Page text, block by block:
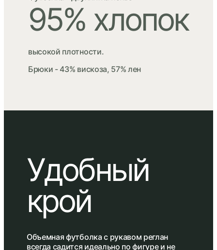
95% хлопок
высокой плотности.
Брюки - 43% вискоза, 57% лен
Удобный
крой
Объемная футболка с рукавом реглан
всегда садится идеально по фигуре и не